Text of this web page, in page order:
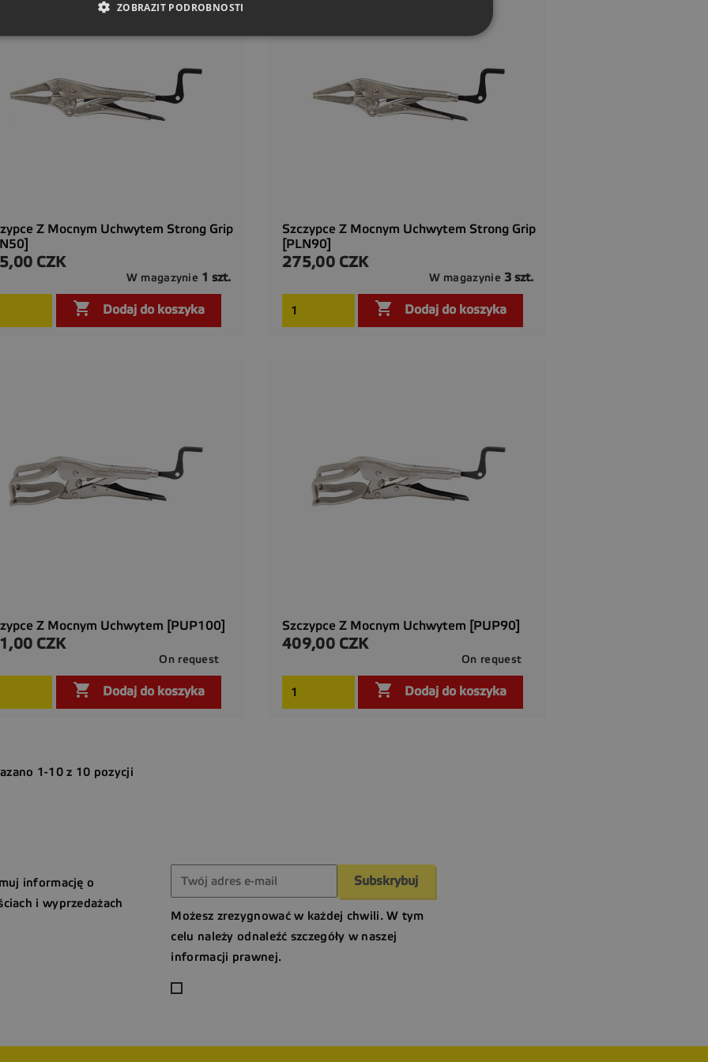
Z Mocnym Uchwytem Strong Grip
CZK
W magazynie 1 szt.
 Dodaj do koszyka
Szybki podgląd
Szczypce Z Mocnym Uchwytem Strong Grip
[PLN90]
Cena
275,00 CZK
W magazynie 3 szt.
 Dodaj do koszyka
Szybki podgląd
Z Mocnym Uchwytem [PUP100]
CZK
On request
 Dodaj do koszyka
Szybki podgląd
Szczypce Z Mocnym Uchwytem [PUP90]
Cena
409,00 CZK
On request
 Dodaj do koszyka
Szybki podgląd
1-10 z 10 pozycji
informację o
i wyprzedażach
Możesz zrezygnować w każdej chwili. W tym
celu należy odnaleźć szczegóły w naszej
informacji prawnej.
ZOBRAZIT PODROBNOSTI